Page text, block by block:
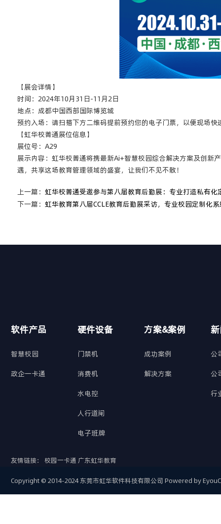
【展会详情】
时间：2024年10月31日-11月2日
地点：成都中国西部国际博览城
预约入场：请扫描下方二维码提前预约您的电子门票，以便现场快
【虹华校菁通展位信息】
展位号：A29
展示内容：虹华校菁通将携最新Ai+智慧校园综合解决方案及创新
遇，共享这场教育管理领域的盛宴，让我们不见不散！
上一篇： 虹华校菁通受邀参与第八届教育后勤展：专业打造私有化
下一篇： 虹华教育第八届CCLE教育后勤展采访，专业校园定制化
软件产品
智慧校园
政企一卡通
硬件设备
门禁机
消费机
水电控
人行道闸
电子班牌
方案&案例
成功案例
解决方案
公
公
行
友情链接： 校园一卡通 广东虹华教育
Copyright © 2014-2024 东莞市虹华软件科技有限公司 Powered by